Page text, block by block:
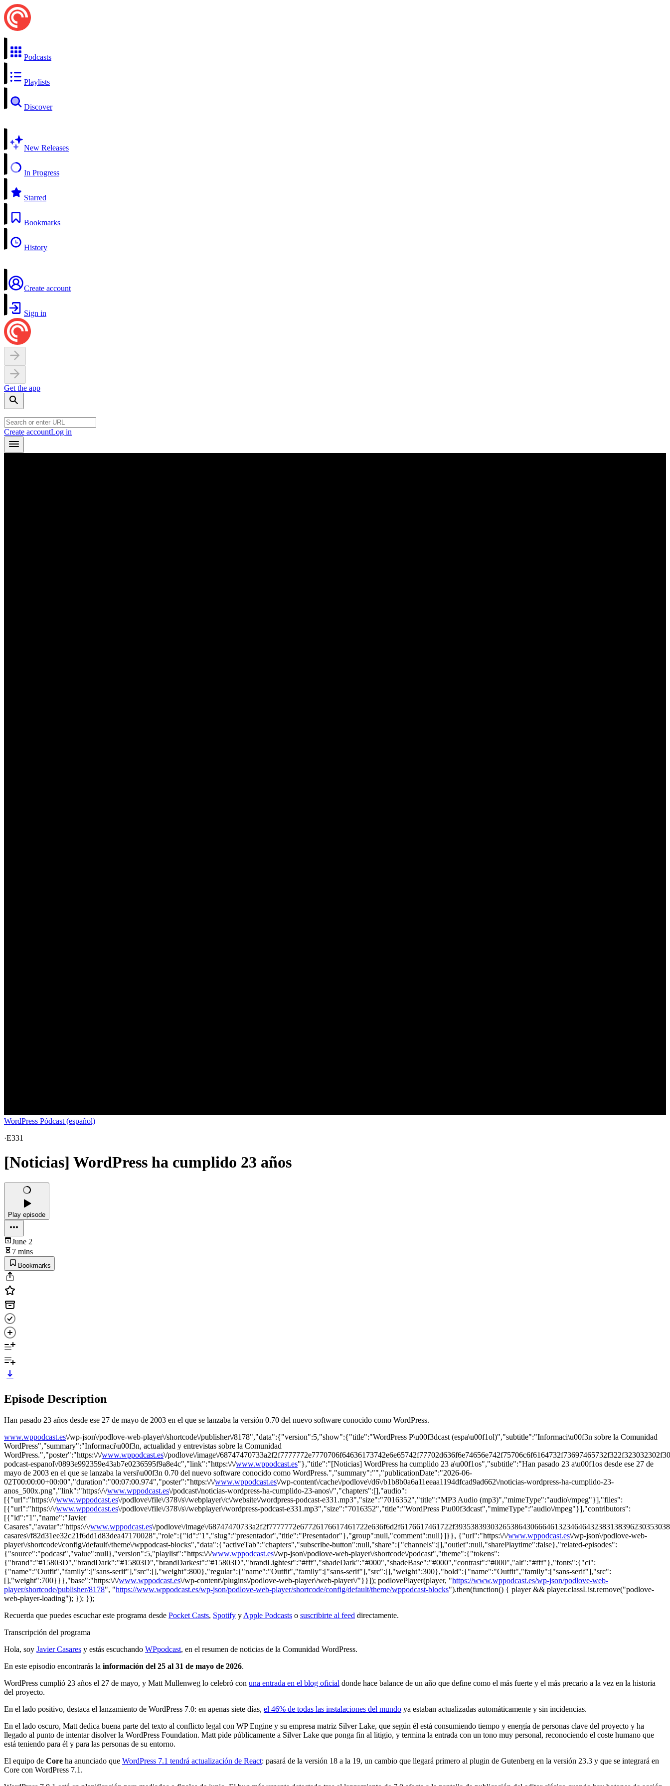
Podcasts
Playlists
Discover
New Releases
In Progress
Starred
Bookmarks
History
Create account
Sign in
Get the app
Create accountLog in
WordPress Pódcast (español)
·E331
[Noticias] WordPress ha cumplido 23 años
Play episode
June 2
7 mins
Bookmarks
Episode Description
Han pasado 23 años desde ese 27 de mayo de 2003 en el que se lanzaba la versión 0.70 del nuevo software conocido como WordPress.
www.wppodcast.es\/wp-json\/podlove-web-player\/shortcode\/publisher\/8178","data":{"version":5,"show":{"title":"WordPress P\u00f3dcast (espa\u00f1ol)","subtitle":"Informaci\u00f3n sobre la Comunidad
WordPress","summary":"Informaci\u00f3n, actualidad y entrevistas sobre la Comunidad
WordPress.","poster":"https:\/\/www.wppodcast.es\/podlove\/image\/
podcast-espanol\/0893e992359e43ab7e0236595f9a8e4c","link":"https:\/\/www.wppodcast.es"},"title":"[Noticias] WordPress ha cumplido 23 a\u00f1os","subtitle":"Han pasado 23 a\u00f1os desde ese 27 de
mayo de 2003 en el que se lanzaba la versi\u00f3n 0.70 del nuevo software conocido como WordPress.","summary":"","publicationDate":"2026-06-
02T00:00:00+00:00","duration":"00:07:00.974","poster":"https:\/\/www.wppodcast.es\/wp-content\/cache\/podlove\/d6\/b1b8b0a6a11eeaa1194dfcad9ad662\/noticias-wordpress-ha-cumplido-23-
anos_500x.png","link":"https:\/\/www.wppodcast.es\/podcast\/noticias-wordpress-ha-cumplido-23-anos\/","chapters":[],"audio":
[{"url":"https:\/\/www.wppodcast.es\/podlove\/file\/378\/s\/webplayer\/c\/website\/wordpress-podcast-e331.mp3","size":"7016352","title":"MP3 Audio (mp3)","mimeType":"audio\/mpeg"}],"files":
[{"url":"https:\/\/www.wppodcast.es\/podlove\/file\/378\/s\/webplayer\/wordpress-podcast-e331.mp3","size":"7016352","title":"WordPress P\u00f3dcast","mimeType":"audio\/mpeg"}],"contributors":
[{"id":"1","name":"Javier
Casares","avatar":"https:\/\/www.wppodcast.es\/podlove\/image\/
casares\/f82d31ee32c21f6dd1d83dea47170028","role":{"id":"1","slug":"presentador","title":"Presentador"},"group":null,"comment":null}]}}, {"url":"https:\/\/www.wppodcast.es\/wp-json\/podlove-web-
player\/shortcode\/config\/default\/theme\/wppodcast-blocks","data":{"activeTab":"chapters","subscribe-button":null,"share":{"channels":[],"outlet":null,"sharePlaytime":false},"related-episodes":
{"source":"podcast","value":null},"version":5,"playlist":"https:\/\/www.wppodcast.es\/wp-json\/podlove-web-player\/shortcode\/podcast","theme":{"tokens":
{"brand":"#15803D","brandDark":"#15803D","brandDarkest":"#15803D","brandLightest":"#fff","shadeDark":"#000","shadeBase":"#000","contrast":"#000","alt":"#fff"},"fonts":{"ci":
{"name":"Outfit","family":["sans-serif"],"src":[],"weight":800},"regular":{"name":"Outfit","family":["sans-serif"],"src":[],"weight":300},"bold":{"name":"Outfit","family":["sans-serif"],"src":
[],"weight":700}}},"base":"https:\/\/www.wppodcast.es\/wp-content\/plugins\/podlove-web-player\/web-player\/"}}]); podlovePlayer(player, "https://www.wppodcast.es/wp-json/podlove-web-
player/shortcode/publisher/8178", "https://www.wppodcast.es/wp-json/podlove-web-player/shortcode/config/default/theme/wppodcast-blocks").then(function() { player && player.classList.remove("podlove-
web-player-loading"); }); });
Recuerda que puedes escuchar este programa desde Pocket Casts, Spotify y Apple Podcasts o suscribirte al feed directamente.
Transcripción del programa
Hola, soy Javier Casares y estás escuchando WPpodcast, en el resumen de noticias de la Comunidad WordPress.
En este episodio encontrarás la información del 25 al 31 de mayo de 2026.
WordPress cumplió 23 años el 27 de mayo, y Matt Mullenweg lo celebró con una entrada en el blog oficial donde hace balance de un año que define como el más fuerte y el más precario a la vez en la historia
del proyecto.
En el lado positivo, destaca el lanzamiento de WordPress 7.0: en apenas siete días, el 46% de todas las instalaciones del mundo ya estaban actualizadas automáticamente y sin incidencias.
En el lado oscuro, Matt dedica buena parte del texto al conflicto legal con WP Engine y su empresa matriz Silver Lake, que según él está consumiendo tiempo y energía de personas clave del proyecto y ha
llegado al punto de intentar disolver la WordPress Foundation. Matt pide públicamente a Silver Lake que ponga fin al litigio, y termina la entrada con un tono muy personal, reconociendo el coste humano que
está teniendo para él y para las personas de su entorno.
El equipo de Core ha anunciado que WordPress 7.1 tendrá actualización de React: pasará de la versión 18 a la 19, un cambio que llegará primero al plugin de Gutenberg en la versión 23.3 y que se integrará en
Core con WordPress 7.1.